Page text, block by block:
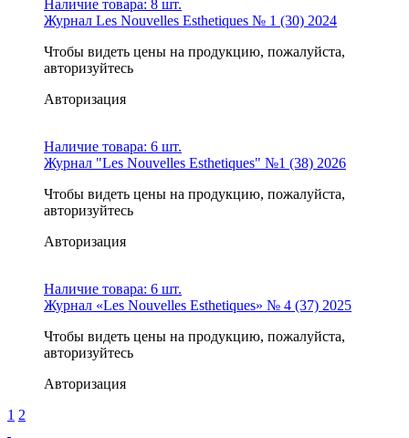
Наличие товара: 8 шт.
Журнал Les Nouvelles Esthetiques № 1 (30) 2024
Чтобы видеть цены на продукцию, пожалуйста,
авторизуйтесь
Авторизация
Наличие товара: 6 шт.
Журнал "Les Nouvelles Esthetiques" №1 (38) 2026
Чтобы видеть цены на продукцию, пожалуйста,
авторизуйтесь
Авторизация
Наличие товара: 6 шт.
Журнал «Les Nouvelles Esthetiques» № 4 (37) 2025
Чтобы видеть цены на продукцию, пожалуйста,
авторизуйтесь
Авторизация
1 2